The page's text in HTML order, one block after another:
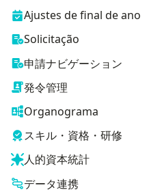
Ajustes de final de ano
Solicitação
申請ナビゲーション
発令管理
Organograma
スキル・資格・研修
人的資本統計
データ連携